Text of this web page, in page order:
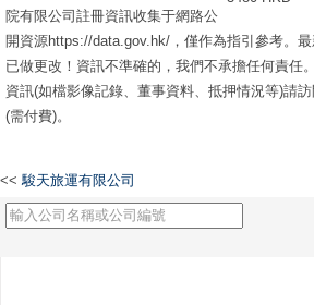
院有限公司註冊資訊收集于網路公
開資源https://data.gov.hk/，僅作為指引參考。
已做更改！資訊不準確的，我們不承擔任何責任
資訊(如檔影像記錄、董事資料、抵押情況等)請
(需付費)。
<<駿天旅運有限公司